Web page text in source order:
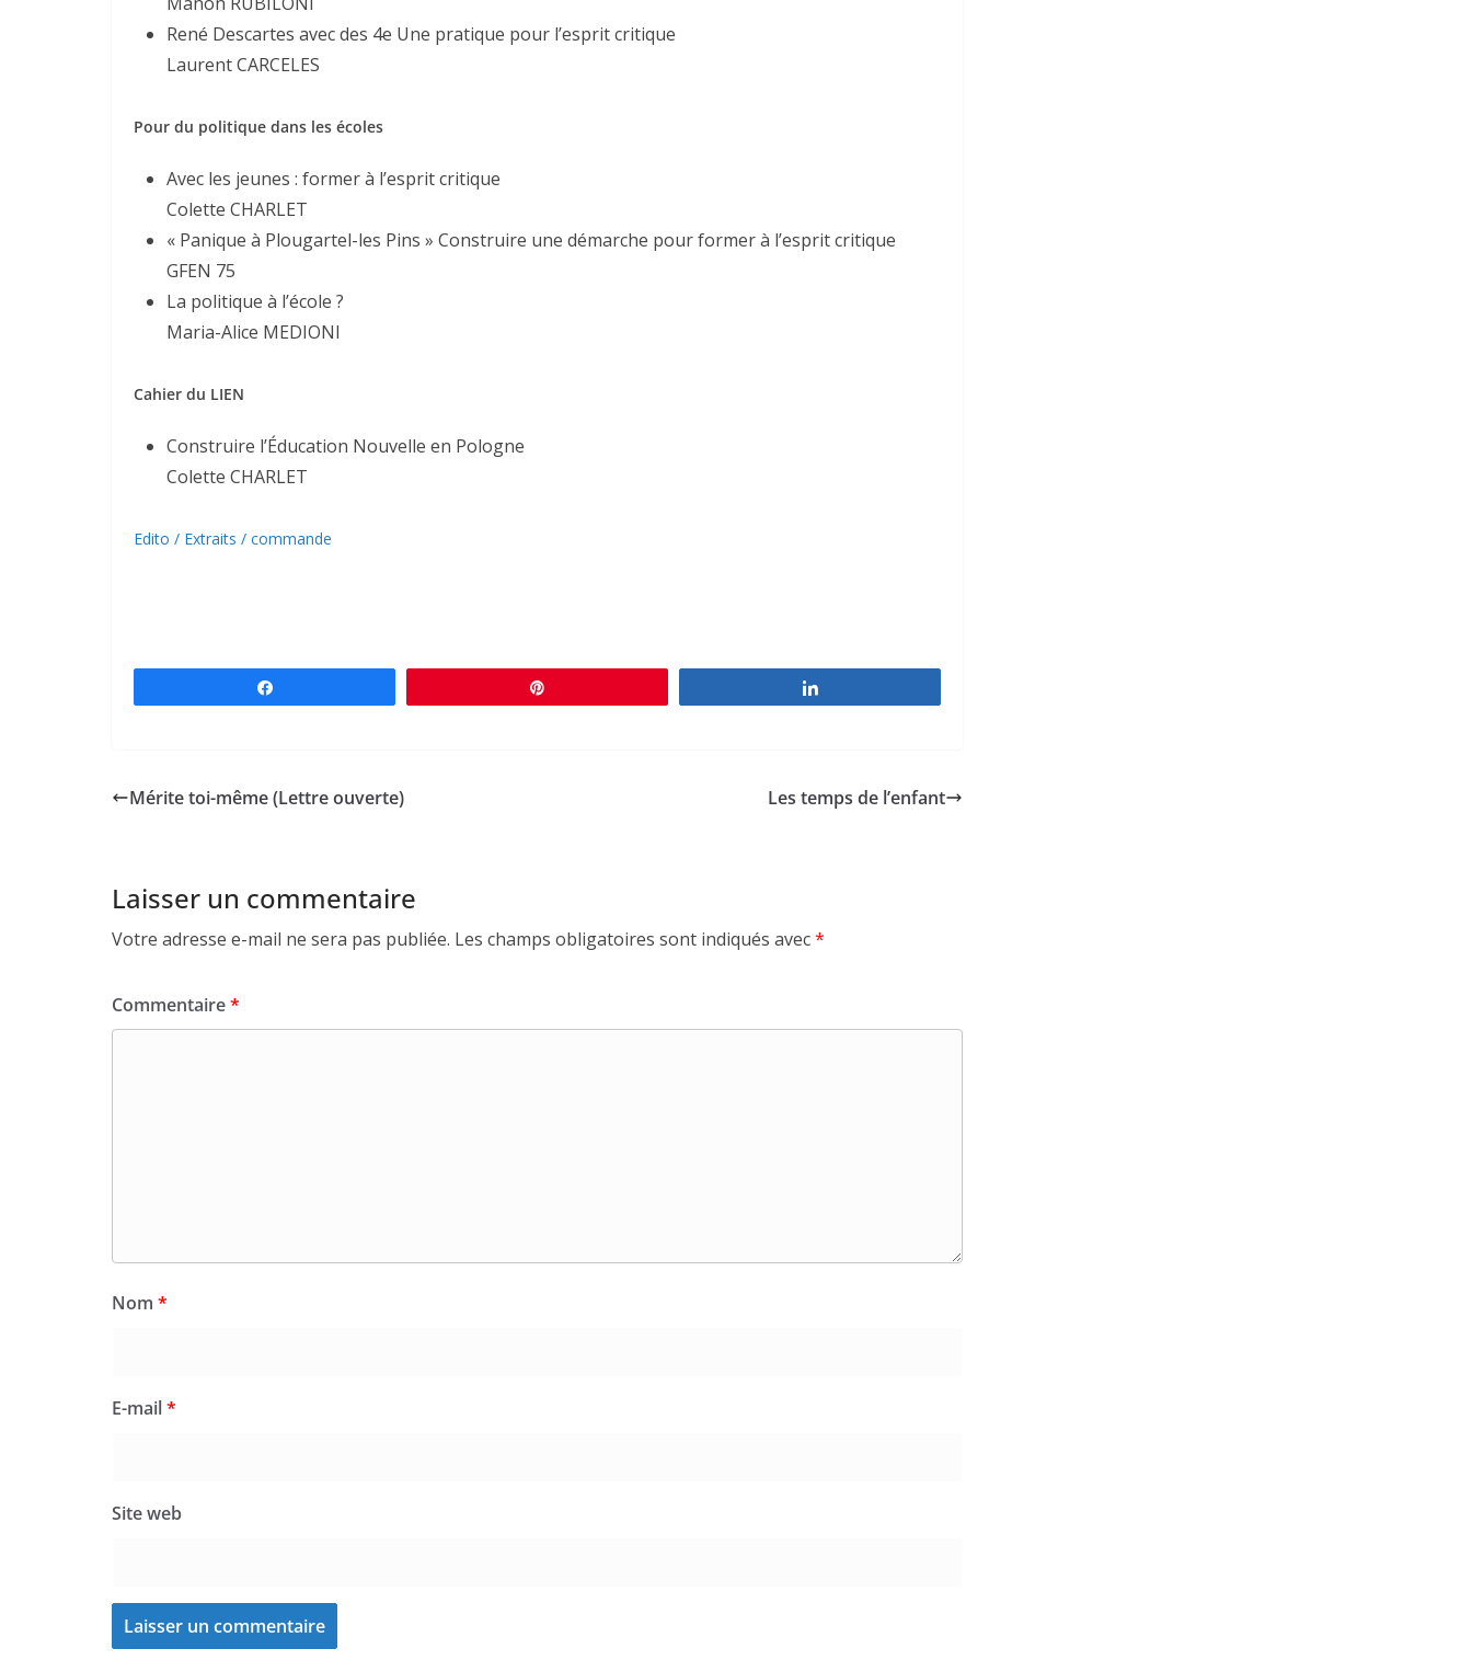
René Descartes avec des 4e Une pratique pour l’esprit critique
Laurent CARCELES
Pour du politique dans les écoles
Avec les jeunes : former à l’esprit critique
Colette CHARLET
« Panique à Plougartel-les Pins » Construire une démarche pour former à l’esprit critique
GFEN 75
La politique à l’école ?
Maria-Alice MEDIONI
Cahier du LIEN
Construire l’Éducation Nouvelle en Pologne
Colette CHARLET
Edito / Extraits / commande
Mérite toi-même (Lettre ouverte) Les temps de l’enfant
Laisser un commentaire
Votre adresse e-mail ne sera pas publiée. Les champs obligatoires sont indiqués avec*
Commentaire*
Nom *
E-mail*
Site web